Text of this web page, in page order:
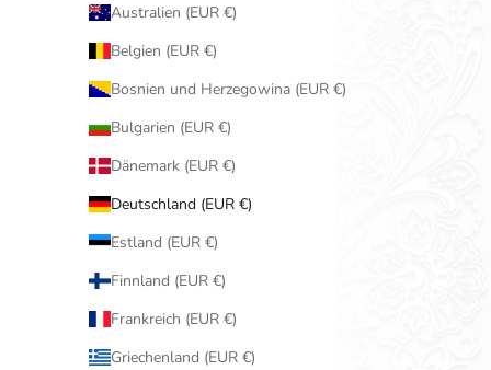
Australien (EUR €)
Belgien (EUR €)
Bosnien und Herzegowina (EUR €)
Bulgarien (EUR €)
Dänemark (EUR €)
Deutschland (EUR €)
Estland (EUR €)
Finnland (EUR €)
Frankreich (EUR €)
Griechenland (EUR €)